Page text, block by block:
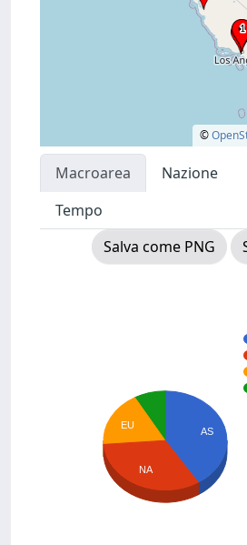
©
Macroarea Nazione
Tempo
Salva come PNG
AS
EU
NA